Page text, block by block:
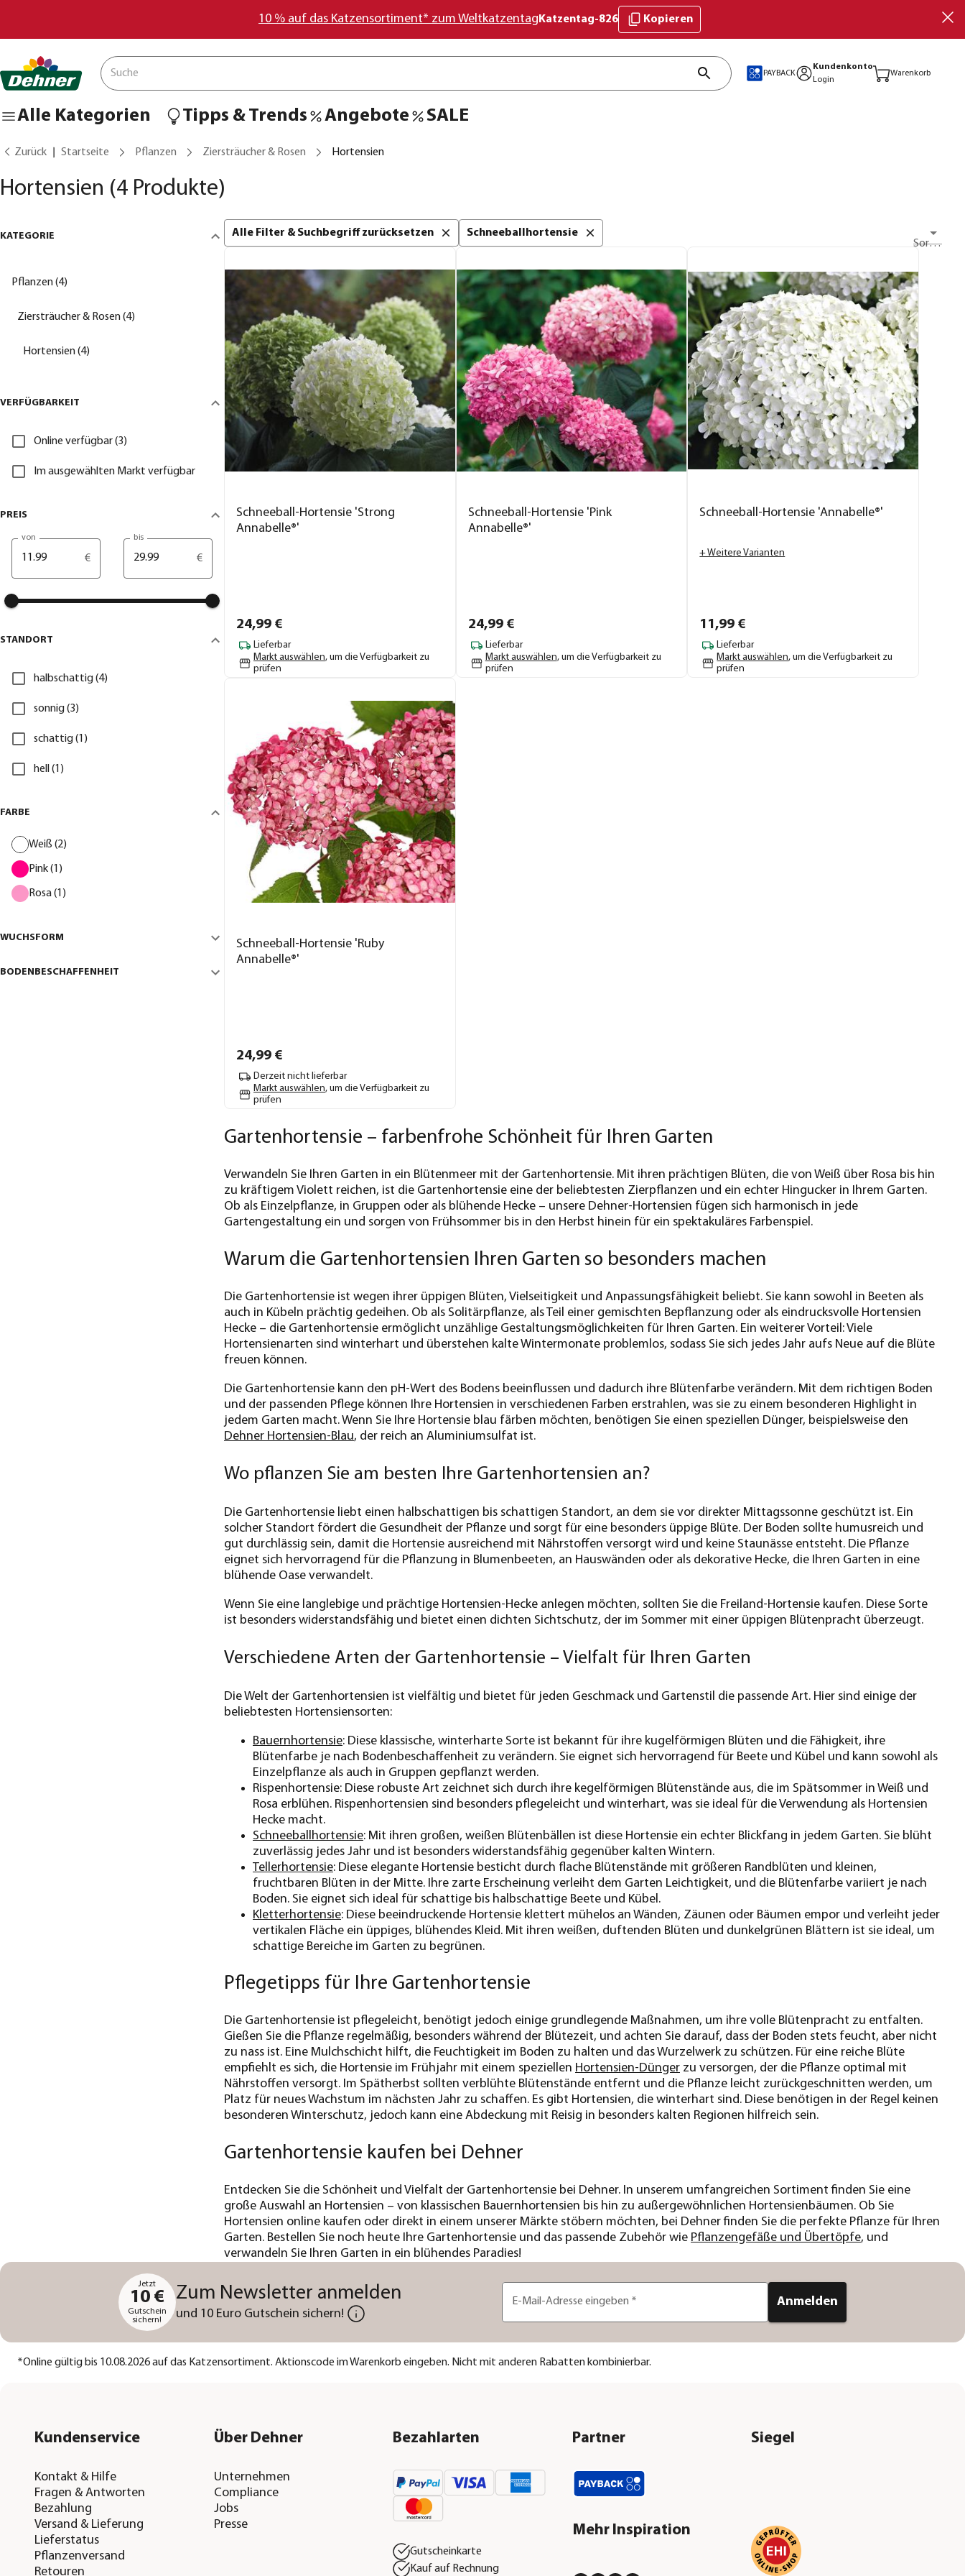
10 % auf das Katzensortiment* zum Weltkatzentag Katzentag-826 Kopieren
PAYBACK
Kundenkonto
Login
Warenkorb
Alle Kategorien Tipps & Trends Angebote SALE
Zurück Startseite Pflanzen Ziersträucher & Rosen Hortensien
Hortensien (4 Produkte)
KATEGORIE
Pflanzen (4)
Ziersträucher & Rosen (4)
Hortensien (4)
VERFÜGBARKEIT
Online verfügbar (3)
Im ausgewählten Markt verfügbar
PREIS
von
€
bis
€
STANDORT
halbschattig (4)
sonnig (3)
schattig (1)
hell (1)
FARBE
Weiß (2)
Pink (1)
Rosa (1)
WUCHSFORM
BODENBESCHAFFENHEIT
Alle Filter & Suchbegriff zurücksetzen
Schneeballhortensie
Sortieren nach
Schneeball-Hortensie 'Strong
Annabelle®'
24,99 €
Lieferbar
Markt auswählen, um die Verfügbarkeit zu
prüfen
Schneeball-Hortensie 'Pink
Annabelle®'
24,99€
Lieferbar
Markt auswählen, um die Verfügbarkeit zu
prüfen
Schneeball-Hortensie 'Annabelle®'
+ Weitere Varianten
11,99 €
Lieferbar
Markt auswählen, um die Verfügbarkeit zu
prüfen
Schneeball-Hortensie 'Ruby
Annabelle®'
24,99 €
Derzeit nicht lieferbar
Markt auswählen, um die Verfügbarkeit zu
prüfen
Gartenhortensie – farbenfrohe Schönheit für Ihren Garten
Verwandeln Sie Ihren Garten in ein Blütenmeer mit der Gartenhortensie. Mit ihren prächtigen Blüten, die von Weiß über Rosa bis hin
zu kräftigem Violett reichen, ist die Gartenhortensie eine der beliebtesten Zierpflanzen und ein echter Hingucker in Ihrem Garten.
Ob als Einzelpflanze, in Gruppen oder als blühende Hecke – unsere Dehner-Hortensien fügen sich harmonisch in jede
Gartengestaltung ein und sorgen von Frühsommer bis in den Herbst hinein für ein spektakuläres Farbenspiel.
Warum die Gartenhortensien Ihren Garten so besonders machen
Die Gartenhortensie ist wegen ihrer üppigen Blüten, Vielseitigkeit und Anpassungsfähigkeit beliebt. Sie kann sowohl in Beeten als
auch in Kübeln prächtig gedeihen. Ob als Solitärpflanze, als Teil einer gemischten Bepflanzung oder als eindrucksvolle Hortensien
Hecke – die Gartenhortensie ermöglicht unzählige Gestaltungsmöglichkeiten für Ihren Garten. Ein weiterer Vorteil: Viele
Hortensienarten sind winterhart und überstehen kalte Wintermonate problemlos, sodass Sie sich jedes Jahr aufs Neue auf die Blüte
freuen können.
Die Gartenhortensie kann den pH-Wert des Bodens beeinflussen und dadurch ihre Blütenfarbe verändern. Mit dem richtigen Boden
und der passenden Pflege können Ihre Hortensien in verschiedenen Farben erstrahlen, was sie zu einem besonderen Highlight in
jedem Garten macht. Wenn Sie Ihre Hortensie blau färben möchten, benötigen Sie einen speziellen Dünger, beispielsweise den
Dehner Hortensien-Blau, der reich an Aluminiumsulfat ist.
Wo pflanzen Sie am besten Ihre Gartenhortensien an?
Die Gartenhortensie liebt einen halbschattigen bis schattigen Standort, an dem sie vor direkter Mittagssonne geschützt ist. Ein
solcher Standort fördert die Gesundheit der Pflanze und sorgt für eine besonders üppige Blüte. Der Boden sollte humusreich und
gut durchlässig sein, damit die Hortensie ausreichend mit Nährstoffen versorgt wird und keine Staunässe entsteht. Die Pflanze
eignet sich hervorragend für die Pflanzung in Blumenbeeten, an Hauswänden oder als dekorative Hecke, die Ihren Garten in eine
blühende Oase verwandelt.
Wenn Sie eine langlebige und prächtige Hortensien-Hecke anlegen möchten, sollten Sie die Freiland-Hortensie kaufen. Diese Sorte
ist besonders widerstandsfähig und bietet einen dichten Sichtschutz, der im Sommer mit einer üppigen Blütenpracht überzeugt.
Verschiedene Arten der Gartenhortensie – Vielfalt für Ihren Garten
Die Welt der Gartenhortensien ist vielfältig und bietet für jeden Geschmack und Gartenstil die passende Art. Hier sind einige der
beliebtesten Hortensiensorten:
Bauernhortensie: Diese klassische, winterharte Sorte ist bekannt für ihre kugelförmigen Blüten und die Fähigkeit, ihre
Blütenfarbe je nach Bodenbeschaffenheit zu verändern. Sie eignet sich hervorragend für Beete und Kübel und kann sowohl als
Einzelpflanze als auch in Gruppen gepflanzt werden.
Rispenhortensie: Diese robuste Art zeichnet sich durch ihre kegelförmigen Blütenstände aus, die im Spätsommer in Weiß und
Rosa erblühen. Rispenhortensien sind besonders pflegeleicht und winterhart, was sie ideal für die Verwendung als Hortensien
Hecke macht.
Schneeballhortensie: Mit ihren großen, weißen Blütenbällen ist diese Hortensie ein echter Blickfang in jedem Garten. Sie blüht
zuverlässig jedes Jahr und ist besonders widerstandsfähig gegenüber kalten Wintern.
Tellerhortensie: Diese elegante Hortensie besticht durch flache Blütenstände mit größeren Randblüten und kleinen,
fruchtbaren Blüten in der Mitte. Ihre zarte Erscheinung verleiht dem Garten Leichtigkeit, und die Blütenfarbe variiert je nach
Boden. Sie eignet sich ideal für schattige bis halbschattige Beete und Kübel.
Kletterhortensie: Diese beeindruckende Hortensie klettert mühelos an Wänden, Zäunen oder Bäumen empor und verleiht jeder
vertikalen Fläche ein üppiges, blühendes Kleid. Mit ihren weißen, duftenden Blüten und dunkelgrünen Blättern ist sie ideal, um
schattige Bereiche im Garten zu begrünen.
Pflegetipps für Ihre Gartenhortensie
Die Gartenhortensie ist pflegeleicht, benötigt jedoch einige grundlegende Maßnahmen, um ihre volle Blütenpracht zu entfalten.
Gießen Sie die Pflanze regelmäßig, besonders während der Blütezeit, und achten Sie darauf, dass der Boden stets feucht, aber nicht
zu nass ist. Eine Mulchschicht hilft, die Feuchtigkeit im Boden zu halten und das Wurzelwerk zu schützen. Für eine reiche Blüte
empfiehlt es sich, die Hortensie im Frühjahr mit einem speziellen Hortensien-Dünger zu versorgen, der die Pflanze optimal mit
Nährstoffen versorgt. Im Spätherbst sollten verblühte Blütenstände entfernt und die Pflanze leicht zurückgeschnitten werden, um
Platz für neues Wachstum im nächsten Jahr zu schaffen. Es gibt Hortensien, die winterhart sind. Diese benötigen in der Regel keinen
besonderen Winterschutz, jedoch kann eine Abdeckung mit Reisig in besonders kalten Regionen hilfreich sein.
Gartenhortensie kaufen bei Dehner
Entdecken Sie die Schönheit und Vielfalt der Gartenhortensie bei Dehner. In unserem umfangreichen Sortiment finden Sie eine
große Auswahl an Hortensien – von klassischen Bauernhortensien bis hin zu außergewöhnlichen Hortensienbäumen. Ob Sie
Hortensien online kaufen oder direkt in einem unserer Märkte stöbern möchten, bei Dehner finden Sie die perfekte Pflanze für Ihren
Garten. Bestellen Sie noch heute Ihre Gartenhortensie und das passende Zubehör wie Pflanzengefäße und Übertöpfe, und
verwandeln Sie Ihren Garten in ein blühendes Paradies!
Jetzt
10 €
Gutschein
sichern!
Zum Newsletter anmelden
und 10 Euro Gutschein sichern!
E-Mail-Adresse eingeben * Anmelden
*Online gültig bis 10.08.2026 auf das Katzensortiment. Aktionscode im Warenkorb eingeben. Nicht mit anderen Rabatten kombinierbar.
Kundenservice
Kontakt & Hilfe
Fragen & Antworten
Bezahlung
Versand & Lieferung
Lieferstatus
Pflanzenversand
Retouren
Über Dehner
Unternehmen
Compliance
Jobs
Presse
Bezahlarten
Gutscheinkarte
Kauf auf Rechnung
Partner
Mehr Inspiration
Siegel